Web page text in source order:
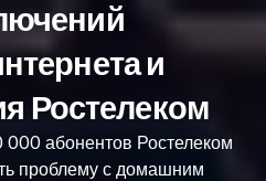
и
Ростелеком
абонентов Ростелеком
проблему с домашним